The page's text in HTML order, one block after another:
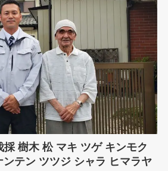
樹木 松 マキ ツゲ キンモク
テン ツツジ シャラ ヒマラヤ